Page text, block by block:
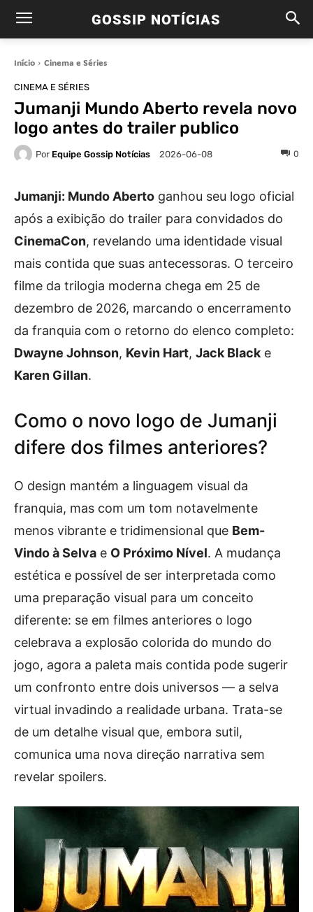
GOSSIP NOTÍCIAS
Início Cinema e Séries
CINEMA E SÉRIES
Jumanji Mundo Aberto revela novo
logo antes do trailer publico
Por Equipe Gossip Notícias 2026-06-08 0
Jumanji: Mundo Aberto ganhou seu logo oficial
após a exibição do trailer para convidados do
CinemaCon, revelando uma identidade visual
mais contida que suas antecessoras. O terceiro
filme da trilogia moderna chega em 25 de
dezembro de 2026, marcando o encerramento
da franquia com o retorno do elenco completo:
Dwayne Johnson, Kevin Hart, Jack Black e
Karen Gillan.
Como o novo logo de Jumanji
difere dos filmes anteriores?
O design mantém a linguagem visual da
franquia, mas com um tom notavelmente
menos vibrante e tridimensional que Bem-
Vindo à Selva e O Próximo Nível. A mudança
estética e possível de ser interpretada como
uma preparação visual para um conceito
diferente: se em filmes anteriores o logo
celebrava a explosão colorida do mundo do
jogo, agora a paleta mais contida pode sugerir
um confronto entre dois universos — a selva
virtual invadindo a realidade urbana. Trata-se
de um detalhe visual que, embora sutil,
comunica uma nova direção narrativa sem
revelar spoilers.